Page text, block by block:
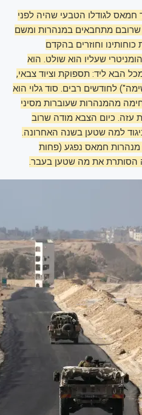
לגודלו הטבעי שהיה לפני
לוחמים שרובם מתחבאים במנהרות ומשם
וחוזרים בהקדם
שעליו הוא שולט. הוא
הבא ליד: תספוקת וציוד צבאי,
לחודשים רבים. סוד גלוי הוא
מהמנהרות שעוברות מסיני
עזה. כיום הצבא מודה שרוב
למה שטען בשנה האחרונה.
חמאס נפגע (פחות
הסותרת את מה שטען בעבר.